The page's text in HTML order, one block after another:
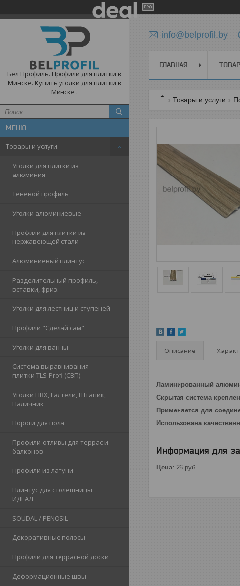
Бел Профиль. Профили для плитки в
Минске. Купить уголки для плитки в
Минске .
Товары и услуги
Уголки для плитки из
алюминия
Теневой профиль
Уголки алюминиевые
Профили для плитки из
нержавеющей стали
Алюминиевый плинтус
Разделительный профиль,
вставки, фриз.
Уголки для лестниц и ступеней
Профили "Сделай сам"
Уголки для ванны
Система выравнивания
плитки TLS-Profi (СВП)
Уголки ПВХ, Галтели, Штапик,
Наличник
Пороги для пола
Профили-отливы для террас и
балконов
Профили из латуни
Плинтус для столешницы
ИДЕАЛ
SOUDAL / PENOSIL
Декоративные полосы
Профили для террасной доски
Деформационные швы
info@belprofil.by
ГЛАВНАЯ
Товары и услуги
Описание
Ламинированный
Скрытая система
Применяется для
Использована
Информация для
Цена: 26 руб.